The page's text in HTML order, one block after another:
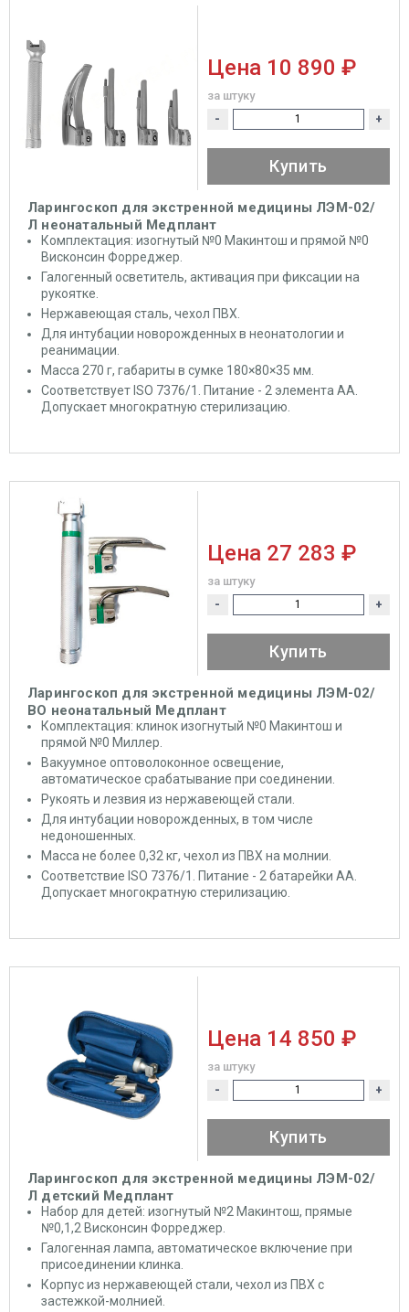
Ларингоскоп для экстренной медицины ЛЭМ-02/
Л неонатальный Медплант
Комплектация: изогнутый №0 Макинтош и прямой №0
Висконсин Форреджер.
Галогенный осветитель, активация при фиксации на
рукоятке.
Нержавеющая сталь, чехол ПВХ.
Для интубации новорожденных в неонатологии и
реанимации.
Масса 270 г, габариты в сумке 180×80×35 мм.
Соответствует ISO 7376/1. Питание - 2 элемента АА.
Допускает многократную стерилизацию.
Цена 10 890 ₽
за штуку
- +
Купить
Ларингоскоп для экстренной медицины ЛЭМ-02/
ВО неонатальный Медплант
Комплектация: клинок изогнутый №0 Макинтош и
прямой №0 Миллер.
Вакуумное оптоволоконное освещение,
автоматическое срабатывание при соединении.
Рукоять и лезвия из нержавеющей стали.
Для интубации новорожденных, в том числе
недоношенных.
Масса не более 0,32 кг, чехол из ПВХ на молнии.
Соответствие ISO 7376/1. Питание - 2 батарейки АА.
Допускает многократную стерилизацию.
Цена 27 283 ₽
за штуку
- +
Купить
Ларингоскоп для экстренной медицины ЛЭМ-02/
Л детский Медплант
Набор для детей: изогнутый №2 Макинтош, прямые
№0,1,2 Висконсин Форреджер.
Галогенная лампа, автоматическое включение при
присоединении клинка.
Корпус из нержавеющей стали, чехол из ПВХ с
застежкой-молнией.
Цена 14 850 ₽
за штуку
- +
Купить